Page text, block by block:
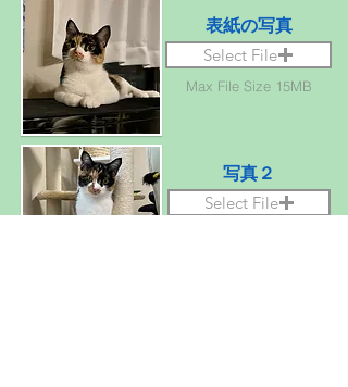
表紙の写真
Select File
Max File Size 15MB
写真２
Select File